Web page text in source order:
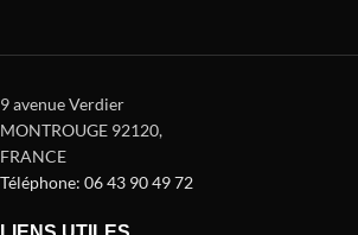
9 avenue Verdier
MONTROUGE 92120,
FRANCE
Téléphone: 06 43 90 49 72